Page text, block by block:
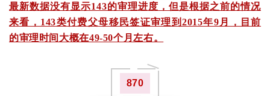
最新数据没有显示143的审理进度，但是根据之前的情况
来看，143类付费父母移民签证审理到2015年9月，目前
的审理时间大概在49-50个月左右。
870